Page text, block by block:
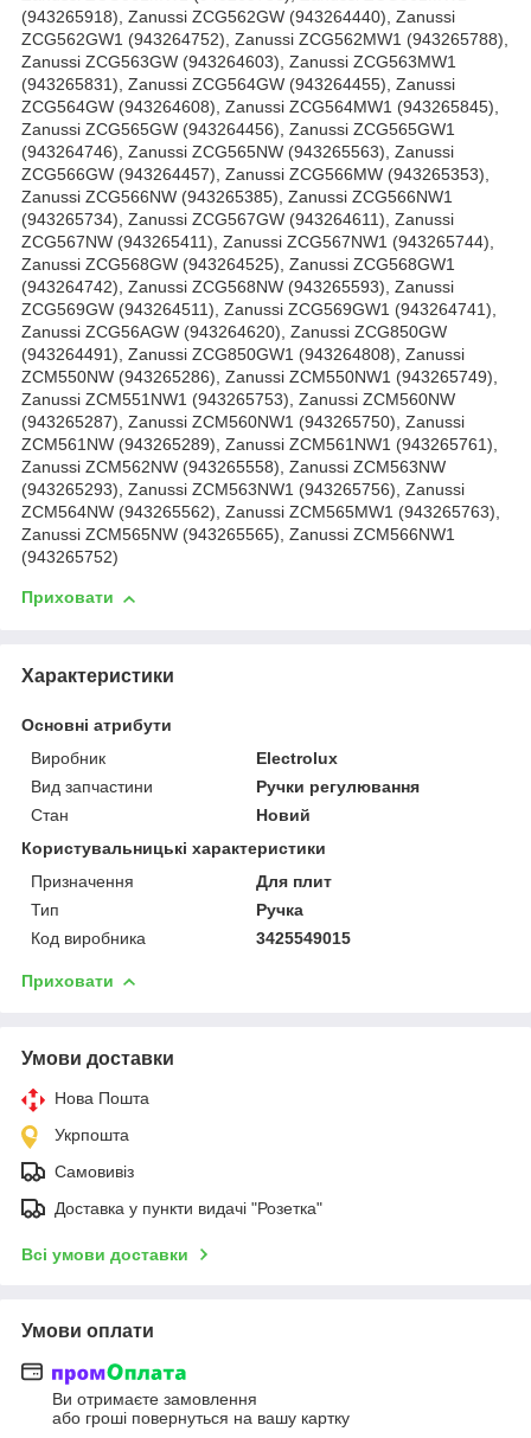
(943265918), Zanussi ZCG562GW (943264440), Zanussi
ZCG562GW1 (943264752), Zanussi ZCG562MW1 (943265788),
Zanussi ZCG563GW (943264603), Zanussi ZCG563MW1
(943265831), Zanussi ZCG564GW (943264455), Zanussi
ZCG564GW (943264608), Zanussi ZCG564MW1 (943265845),
Zanussi ZCG565GW (943264456), Zanussi ZCG565GW1
(943264746), Zanussi ZCG565NW (943265563), Zanussi
ZCG566GW (943264457), Zanussi ZCG566MW (943265353),
Zanussi ZCG566NW (943265385), Zanussi ZCG566NW1
(943265734), Zanussi ZCG567GW (943264611), Zanussi
ZCG567NW (943265411), Zanussi ZCG567NW1 (943265744),
Zanussi ZCG568GW (943264525), Zanussi ZCG568GW1
(943264742), Zanussi ZCG568NW (943265593), Zanussi
ZCG569GW (943264511), Zanussi ZCG569GW1 (943264741),
Zanussi ZCG56AGW (943264620), Zanussi ZCG850GW
(943264491), Zanussi ZCG850GW1 (943264808), Zanussi
ZCM550NW (943265286), Zanussi ZCM550NW1 (943265749),
Zanussi ZCM551NW1 (943265753), Zanussi ZCM560NW
(943265287), Zanussi ZCM560NW1 (943265750), Zanussi
ZCM561NW (943265289), Zanussi ZCM561NW1 (943265761),
Zanussi ZCM562NW (943265558), Zanussi ZCM563NW
(943265293), Zanussi ZCM563NW1 (943265756), Zanussi
ZCM564NW (943265562), Zanussi ZCM565MW1 (943265763),
Zanussi ZCM565NW (943265565), Zanussi ZCM566NW1
(943265752)
Приховати
Характеристики
Основні атрибути
Виробник
Electrolux
Вид запчастини
Ручки регулювання
Стан
Новий
Користувальницькі характеристики
Призначення
Для плит
Тип
Ручка
Код виробника
3425549015
Приховати
Умови доставки
Нова Пошта
Укрпошта
Самовивіз
Доставка у пункти видачі "Розетка"
Всі умови доставки
Умови оплати
Ви отримаєте замовлення
або гроші повернуться на вашу картку